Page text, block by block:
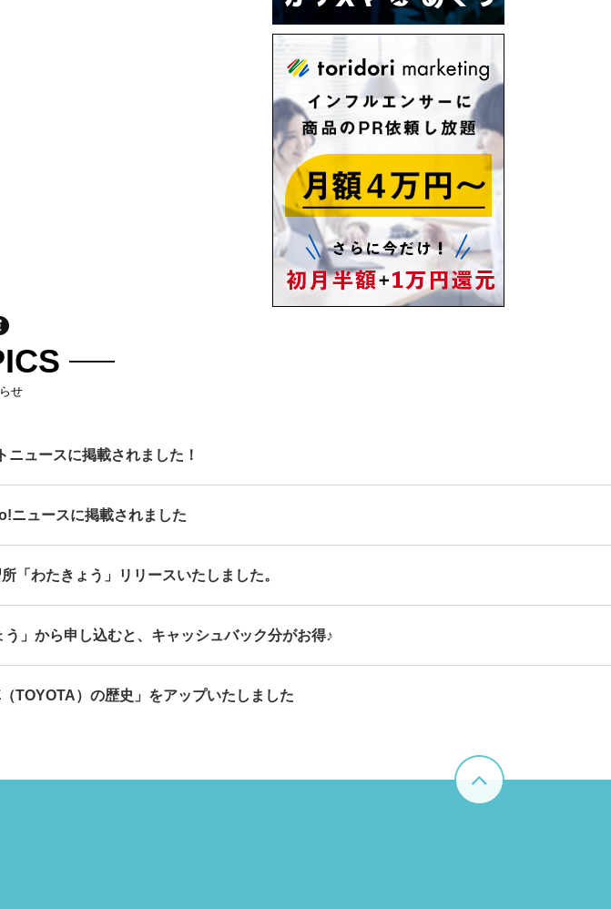
せ
ニュースに掲載されました！
ニュースに掲載されました
「わたきょう」リリースいたしました。
」から申し込むと、キャッシュバック分がお得♪
TOYOTA）の歴史」をアップいたしました